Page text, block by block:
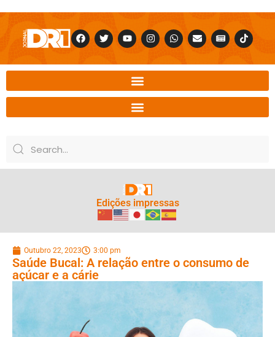
Edições impressas
Outubro 22, 2023 3:00 pm
Saúde Bucal: A relação entre o consumo de
açúcar e a cárie